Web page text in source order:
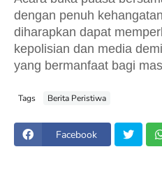
dengan penuh
diharapkan dapat
kepolisian dan media
yang bermanfaat bagi
Tags Berita Peristiwa
Facebook